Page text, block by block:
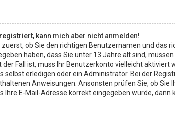
kann mich aber nicht anmelden!
ob Sie den richtigen Benutzernamen und das
haben, dass Sie unter 13 Jahre alt sind,
der Fall ist, muss Ihr Benutzerkonto vielleicht
selbst erledigen oder ein Administrator. Bei der
Anweisungen. Ansonsten prüfen Sie, ob Sie
Ihre E-Mail-Adresse korrekt eingegeben wurde,